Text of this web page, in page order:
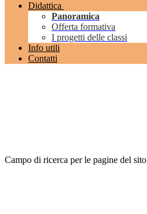
Didattica
Panoramica
Offerta formativa
I progetti delle classi
Info utili
Contatti
Campo di ricerca per le pagine del sito